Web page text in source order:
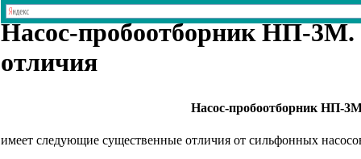
Насос-пробоотборник НП-
отличия
Насос-пробоотборник НП-
имеет следующие существенные отличия от сильфонных